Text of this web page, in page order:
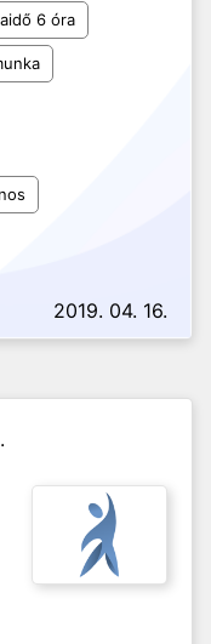
6 óra
2019. 04. 16.